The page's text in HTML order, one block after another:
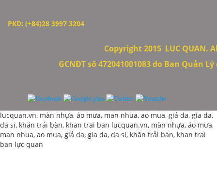
PKD: (+84)28 3997 3204
Copyright 2015 LUC QUAN.
GCNĐT số 472041001083 do Ban Quản
lucquan.vn, màn nhựa, áo mưa, man nhua, ao mua, giả da, gia da,
da si, khăn trải bàn, khan trai ban lucquan.vn, màn nhựa, áo mưa,
man nhua, ao mua, giả da, gia da, da si, khăn trải bàn, khan trai
ban lực quan